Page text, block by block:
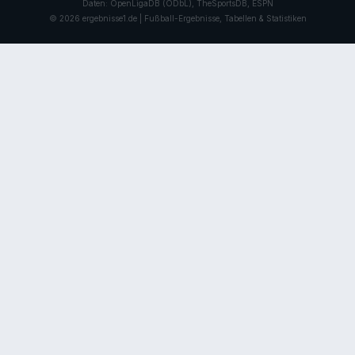
Daten: OpenLigaDB (ODbL), TheSportsDB, ESPN
© 2026 ergebnisse1.de | Fußball-Ergebnisse, Tabellen & Statistiken